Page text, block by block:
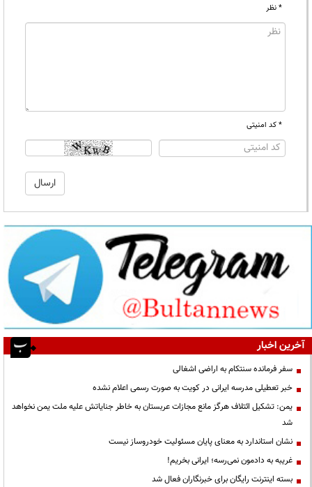
* نظر
* کد امنیتی
آخرین اخبار
سفر فرمانده سنتکام به اراضی اشغالی
خبر تعطیلی مدرسه ایرانی در کویت به صورت رسمی اعلام نشده
یمن: تشکیل ائتلاف هرگز مانع مجازات عربستان به خاطر جنایاتش علیه ملت یمن نخواهد
شد
نشان استاندارد به معنای پایان مسئولیت خودروساز نیست
غریبه به دادمون نمی‌رسه؛ ایرانی بخریم!
بسته اینترنت رایگان برای خبرنگاران فعال شد